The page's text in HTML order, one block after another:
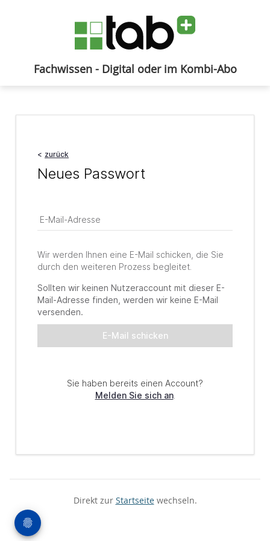
Fachwissen - Digital oder im Kombi-Abo
Direkt zur Startseitewechseln.